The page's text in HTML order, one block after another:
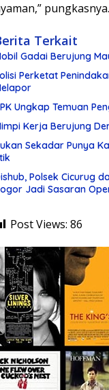
pungkasnya.
Terkait
Gadai Berujung
Perketat
Ungkap Temuan
Kerja Berujung
Sekadar Punya
Polsek Cicurug
Jadi Sasaran
Post Views: 86